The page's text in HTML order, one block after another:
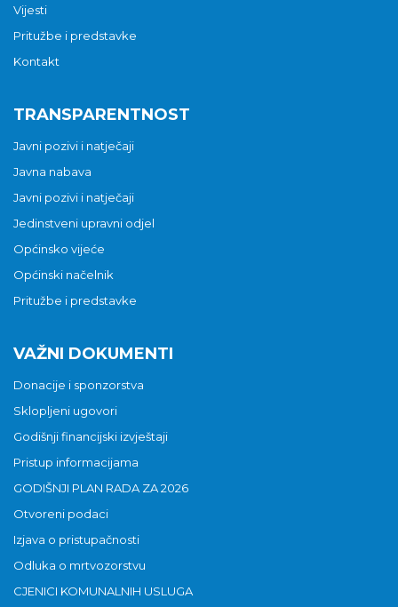
Vijesti
Pritužbe i predstavke
Kontakt
TRANSPARENTNOST
Javni pozivi i natječaji
Javna nabava
Javni pozivi i natječaji
Jedinstveni upravni odjel
Općinsko vijeće
Općinski načelnik
Pritužbe i predstavke
VAŽNI DOKUMENTI
Donacije i sponzorstva
Sklopljeni ugovori
Godišnji financijski izvještaji
Pristup informacijama
GODIŠNJI PLAN RADA ZA 2026
Otvoreni podaci
Izjava o pristupačnosti
Odluka o mrtvozorstvu
CJENICI KOMUNALNIH USLUGA